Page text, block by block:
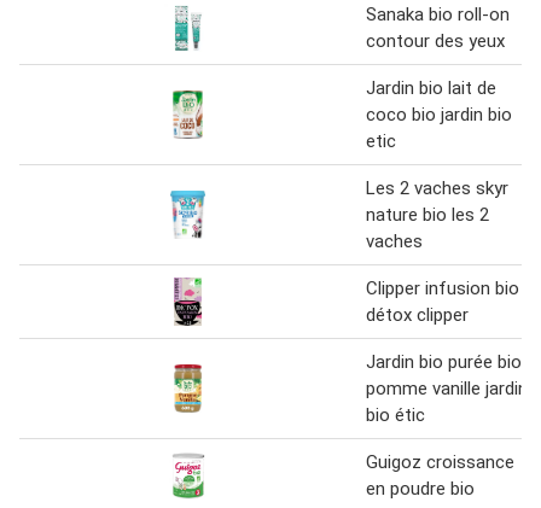
Sanaka bio roll-on
contour des yeux
Jardin bio lait de
coco bio jardin bio
etic
Les 2 vaches skyr
nature bio les 2
vaches
Clipper infusion bio
détox clipper
Jardin bio purée bio
pomme vanille jardin
bio étic
Guigoz croissance
en poudre bio